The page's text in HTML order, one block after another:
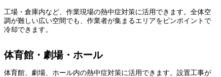
工場・倉庫内など、作業現場の熱中症対策に活用できます。全体空
調が難しい広い空間でも、作業者が集まるエリアをピンポイントで
冷却できます。
体育館・劇場・ホール
体育館、劇場、ホール内の熱中症対策に活用できます。設置工事が